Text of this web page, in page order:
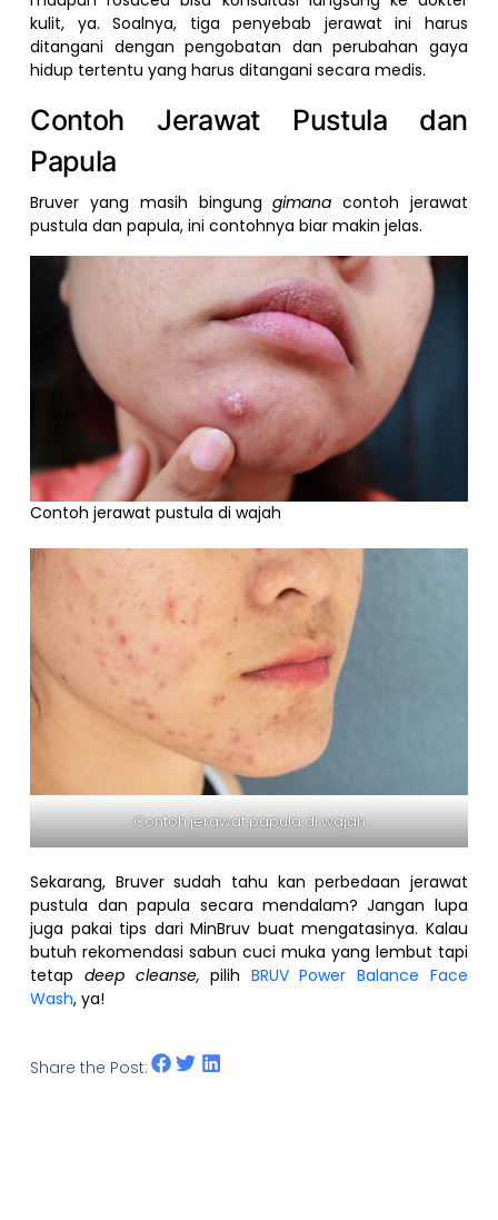
kulit, ya. Soalnya, tiga penyebab jerawat ini harus
ditangani dengan pengobatan dan perubahan gaya
hidup tertentu yang harus ditangani secara medis.
Contoh Jerawat Pustula dan
Papula
Bruver yang masih bingunggimana contoh jerawat
pustula dan papula, ini contohnya biar makin jelas.
Contoh jerawat pustula di wajah
Contoh jerawat papula di wajah
Sekarang, Bruver sudah tahu kan perbedaan jerawat
pustula dan papula secara mendalam? Jangan lupa
juga pakai tips dari MinBruv buat mengatasinya. Kalau
butuh rekomendasi sabun cuci muka yang lembut tapi
tetap deep cleanse,pilih BRUV Power Balance Face
Wash, ya!
Share the Post: